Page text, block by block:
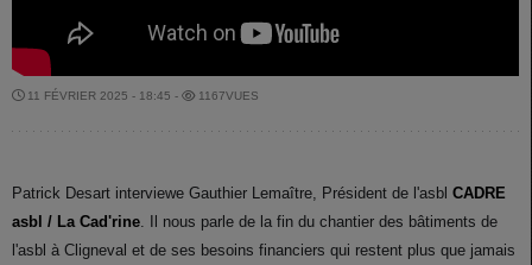
11 FÉVRIER 2025 - 18:45 - 1167VUES
Patrick Desart interviewe Gauthier Lemaître, Président de l'asbl CADRE
asbl / La Cad'rine. Il nous parle de la fin du chantier des bâtiments de
l'asbl à Cligneval et de ses besoins financiers qui restent plus que jamais